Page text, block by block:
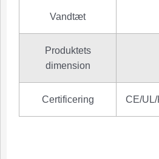
Vandtæt
Produktets
dimension
Certificering CE/